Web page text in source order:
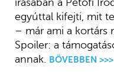
írásában a Petőfi
egyúttal kifejti, mit
– már ami a kortárs
Spoiler: a
annak. BŐVEBBEN >>>